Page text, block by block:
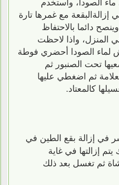
إزالةالبقعة مع غمرها تارة
دائما بالاحتفاظ
المنزل، واذا لاحظت
لماء الصودا أحضري فوطة
تحت الصنبور ثم
ثم اضغطي عليها
كالمعتاد.
في إزالة بقع الطين في
إزالتها في غاية
ثم تغسل بعد ذلك